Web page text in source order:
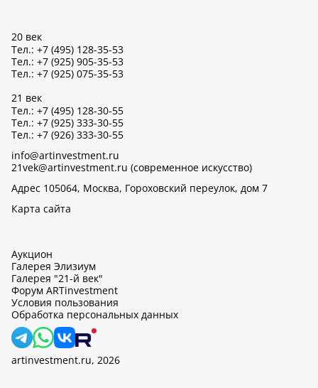
20 век
Тел.: +7 (495) 128-35-53
Тел.: +7 (925) 905-35-53
Тел.: +7 (925) 075-35-53
21 век
Тел.: +7 (495) 128-30-55
Тел.: +7 (925) 333-30-55
Тел.: +7 (926) 333-30-55
info@artinvestment.ru
21vek@artinvestment.ru (современное искусство)
Адрес 105064, Москва, Гороховский переулок, дом 7
Карта сайта
Аукцион
Галерея Элизиум
Галерея "21-й век"
Форум ARTinvestment
Условия пользования
Обработка персональных данных
artinvestment.ru, 2026